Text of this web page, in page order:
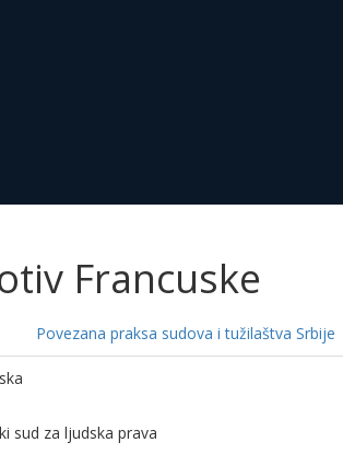
Francuske
Povezana praksa sudova i tužilaštva Srbije
sud za ljudska prava